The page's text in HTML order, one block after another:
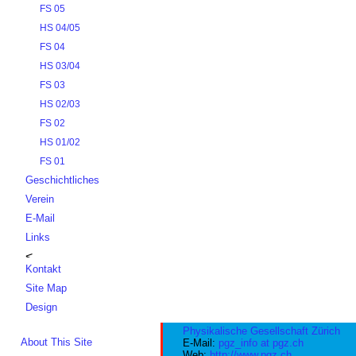
FS 05
HS 04/05
FS 04
HS 03/04
FS 03
HS 02/03
FS 02
HS 01/02
FS 01
Geschichtliches
Verein
E-Mail
Links
Kontakt
Site Map
Design
About This Site
Physikalische Gesellschaft Zürich
E-Mail: pgz_info at pgz.ch